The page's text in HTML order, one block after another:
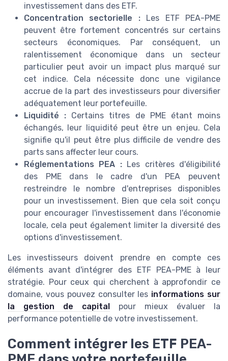
investissement dans des ETF.
Concentration sectorielle :Les ETF PEA-PME
peuvent être fortement concentrés sur certains
secteurs économiques. Par conséquent, un
ralentissement économique dans un secteur
particulier peut avoir un impact plus marqué sur
cet indice. Cela nécessite donc une vigilance
accrue de la part des investisseurs pour diversifier
adéquatement leur portefeuille.
Liquidité : Certains titres de PME étant moins
échangés, leur liquidité peut être un enjeu. Cela
signifie qu'il peut être plus difficile de vendre des
parts sans affecter leur cours.
Réglementations PEA :Les critères d'éligibilité
des PME dans le cadre d'un PEA peuvent
restreindre le nombre d'entreprises disponibles
pour un investissement. Bien que cela soit conçu
pour encourager l'investissement dans l'économie
locale, cela peut également limiter la diversité des
options d'investissement.
Les investisseurs doivent prendre en compte ces
éléments avant d'intégrer des ETF PEA-PME à leur
stratégie. Pour ceux qui cherchent à approfondir ce
domaine, vous pouvez consulter les informations sur
la gestion de capital pour mieux évaluer la
performance potentielle de votre investissement.
Comment intégrer les ETF PEA-